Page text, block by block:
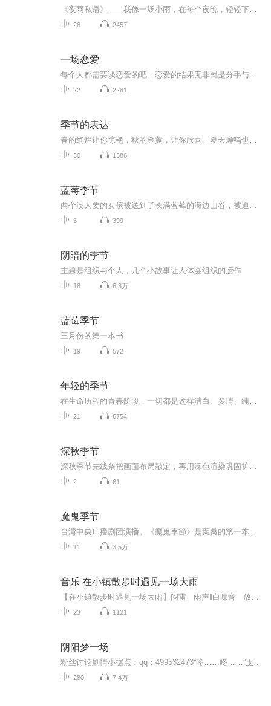
26 2457
一场恋爱
22 2281
季节的表达
30 1386
蓝莓季节
5 399
阴暗的季节
主题是组织与个人，几个小故事让人体会组织的运作
18 6.8万
蓝莓季节
三月份的第一本书
19 572
年轻的季节
21 6754
深秋季节
2 61
魔鬼季节
11 3.5万
音乐 在小镇散步时遇见一场大雨
23 1121
阴阳梦一场
280 7.4万